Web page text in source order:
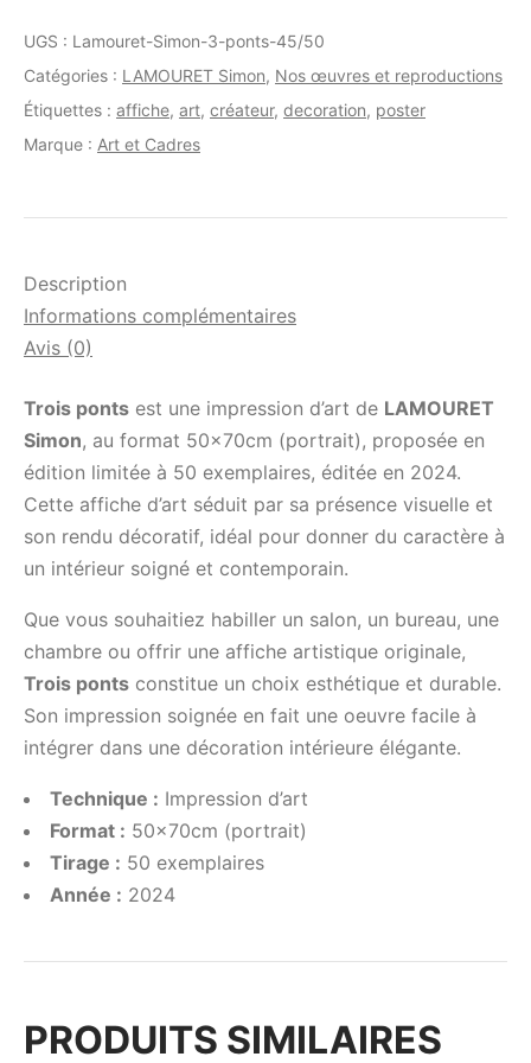
Trois
ponts
UGS : Lamouret-Simon-3-ponts-45/50
Catégories : LAMOURET Simon, Nos œuvres et reproductions
Étiquettes : affiche, art, créateur, decoration, poster
Marque : Art et Cadres
Description
Informations complémentaires
Avis (0)
Trois ponts est une impression d’art de LAMOURET
Simon, au format 50x70cm (portrait), proposée en
édition limitée à 50 exemplaires, éditée en 2024.
Cette affiche d’art séduit par sa présence visuelle et
son rendu décoratif, idéal pour donner du caractère à
un intérieur soigné et contemporain.
Que vous souhaitiez habiller un salon, un bureau, une
chambre ou offrir une affiche artistique originale,
Trois ponts constitue un choix esthétique et durable.
Son impression soignée en fait une oeuvre facile à
intégrer dans une décoration intérieure élégante.
Technique : Impression d’art
Format : 50x70cm (portrait)
Tirage : 50 exemplaires
Année : 2024
PRODUITS SIMILAIRES